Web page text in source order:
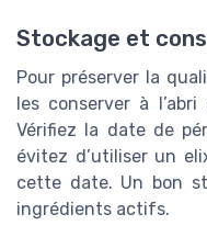
Stockage et
Pour préserver la
les conserver à
Vérifiez la date de
évitez d’utiliser un
cette date. Un bon
ingrédients actifs.